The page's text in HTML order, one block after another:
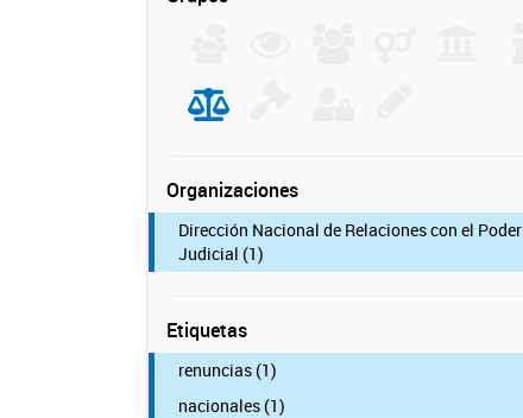
Organizaciones
Dirección Nacional de Relaciones con el Poder
Judicial (1)
Etiquetas
renuncias (1)
nacionales (1)